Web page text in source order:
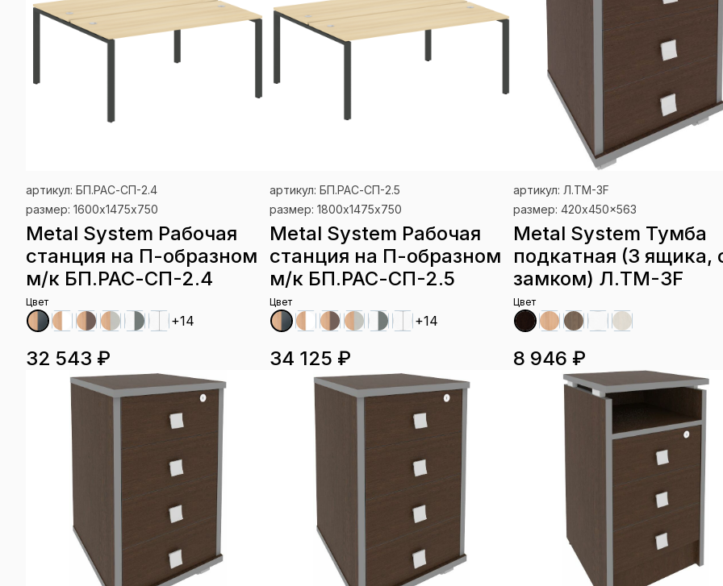
артикул: БП.РАС-СП-2.4
размер: 1600х1475х750
Metal System Рабочая
станция на П-образном
м/к БП.РАС-СП-2.4
Цвет
+14
32 543 ₽
артикул: БП.РАС-СП-2.5
размер: 1800х1475х750
Metal System Рабочая
станция на П-образном
м/к БП.РАС-СП-2.5
Цвет
+14
34 125 ₽
артикул: Л.ТМ-3F
размер: 420x450x563
Metal System Тумба
подкатная (3 ящика,
замком) Л.ТМ-3F
Цвет
8 946 ₽